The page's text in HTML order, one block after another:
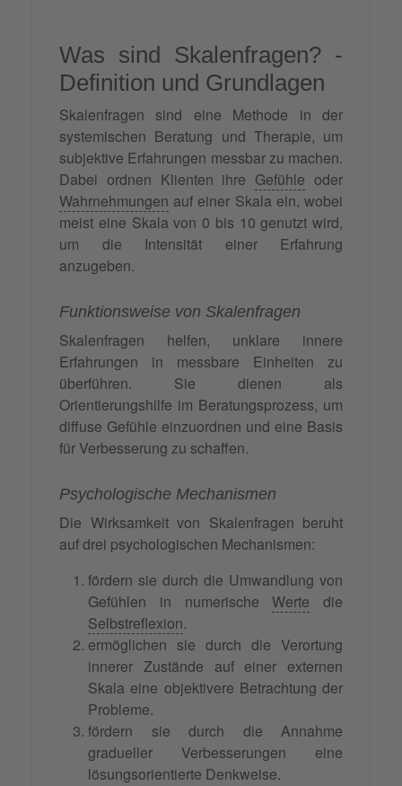
Was sind Skalenfragen? -
Definition und Grundlagen
Skalenfragen sind eine Methode in der
systemischen Beratung und Therapie, um
subjektive Erfahrungen messbar zu machen.
Dabei ordnen Klienten ihre Gefühle oder
Wahrnehmungen auf einer Skala ein, wobei
meist eine Skala von 0 bis 10 genutzt wird,
um die Intensität einer Erfahrung
anzugeben.
Funktionsweise von Skalenfragen
Skalenfragen helfen, unklare innere
Erfahrungen in messbare Einheiten zu
überführen. Sie dienen als
Orientierungshilfe im Beratungsprozess, um
diffuse Gefühle einzuordnen und eine Basis
für Verbesserung zu schaffen.
Psychologische Mechanismen
Die Wirksamkeit von Skalenfragen beruht
auf drei psychologischen Mechanismen:
fördern sie durch die Umwandlung von
Gefühlen in numerischeWerte die
Selbstreflexion.
ermöglichen sie durch die Verortung
innerer Zustände auf einer externen
Skala eine objektivere Betrachtung der
Probleme.
fördern sie durch die Annahme
gradueller Verbesserungen eine
lösungsorientierte Denkweise.